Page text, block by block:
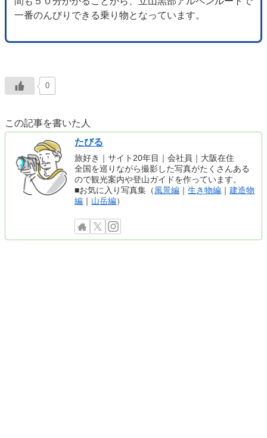
一番のんびりできる乗り物となっています。
0
この記事を書いた人
たびる
旅好き｜サイト20年目｜会社員｜大阪在住
全国を巡りながら撮影した写真がたくさんある
ので観光案内や登山ガイドを作っています。
■お気に入り写真集（ 風景編 ｜生き物編 ｜建造物
編 ｜ 山岳編）